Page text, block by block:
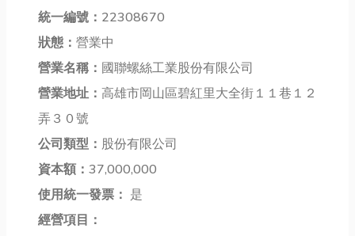
有效防止蚊
蟲、灰塵進
冷氣外洩，幫
助你節省能
源、提升生活
設計貼心，採
用磁吸式自動
閉合功能，...
的壓力下，早
以下為幾種常
見且應用廣泛
的包裝機械介
（STRAP...
希望本篇指南
統一編號： 22308670
狀態： 營業中
營業名稱： 國聯螺絲工業股份有限公司
營業地址： 高雄市岡山區碧紅里大全街１１巷１２
弄３０號
公司類型： 股份有限公司
資本額： 37,000,000
使用統一發票： 是
經營項目：